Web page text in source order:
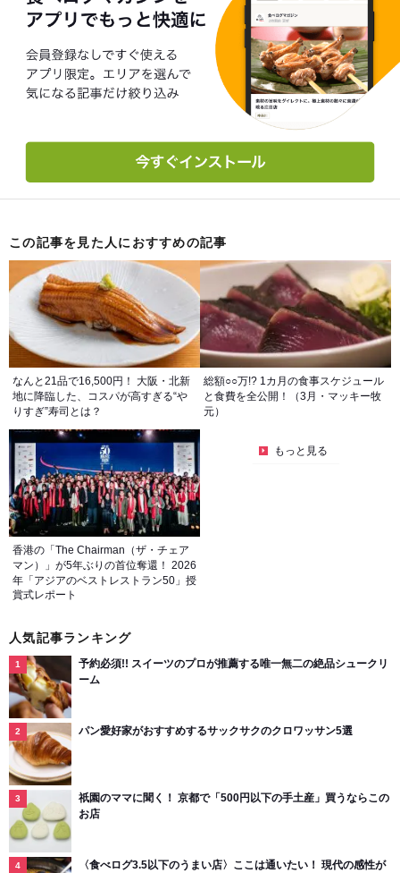
この記事を見た人におすすめの記事
なんと21品で16,500円！ 大阪・北新
地に降臨した、コスパが高すぎる“や
りすぎ”寿司とは？
総額○○万!? 1カ月の食事スケジュール
と食費を全公開！（3月・マッキー牧
元）
香港の「The Chairman（ザ・チェア
マン）」が5年ぶりの首位奪還！ 2026
年「アジアのベストレストラン50」授
賞式レポート
もっと見る
人気記事ランキング
予約必須!! スイーツのプロが推薦する唯一無二の絶品シュークリ
ーム
パン愛好家がおすすめするサックサクのクロワッサン5選
祇園のママに聞く！ 京都で「500円以下の手土産」買うならこの
お店
〈食べログ3.5以下のうまい店〉ここは通いたい！ 現代の感性が